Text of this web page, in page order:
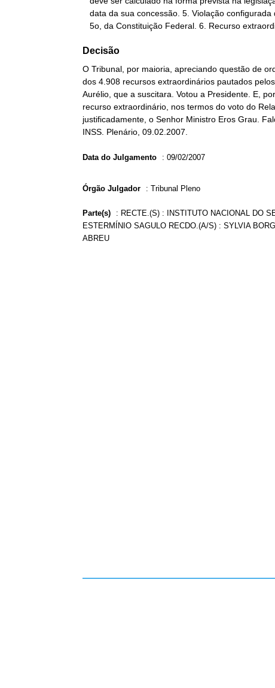
5o, da Constituição Federal. 6. Recurso
Decisão
O Tribunal, por maioria, apreciando questão de
dos 4.908 recursos extraordinários pautados
Aurélio, que a suscitara. Votou a Presidente. E,
recurso extraordinário, nos termos do voto do
justificadamente, o Senhor Ministro Eros Grau.
INSS. Plenário, 09.02.2007.
Data do Julgamento : 09/02/2007
Órgão Julgador : Tribunal Pleno
Parte(s) : RECTE.(S) : INSTITUTO NACIONAL DO
ESTERMÍNIO SAGULO RECDO.(A/S) : SYLVIA
ABREU